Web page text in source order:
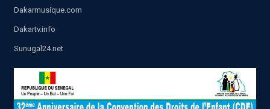
Dakarmusique.com
Dakartv.info
Sunugal24.net